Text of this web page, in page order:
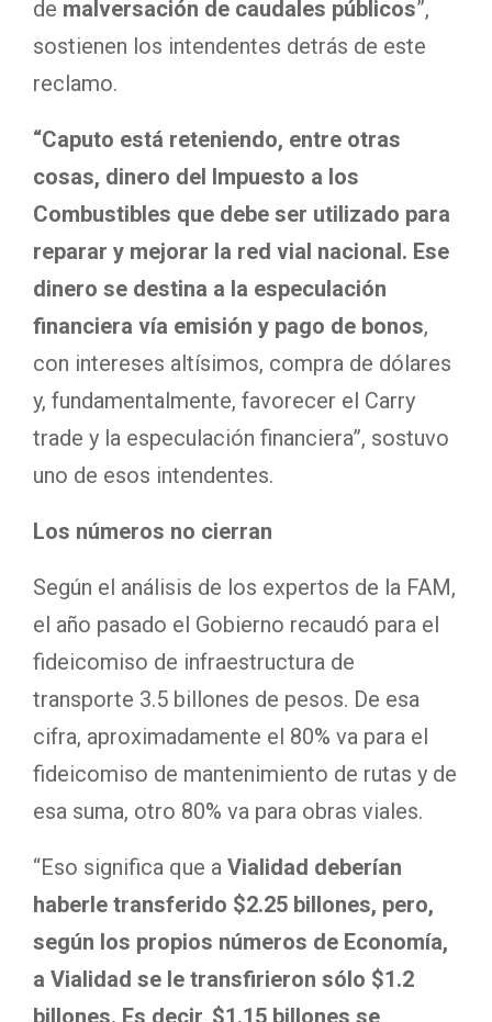
de malversación de caudales públicos”,
sostienen los intendentes detrás de este
reclamo.
“Caputo está reteniendo, entre otras
cosas, dinero del Impuesto a los
Combustibles que debe ser utilizado para
reparar y mejorar la red vial nacional. Ese
dinero se destina a la especulación
financiera vía emisión y pago de bonos,
con intereses altísimos, compra de dólares
y, fundamentalmente, favorecer el Carry
trade y la especulación financiera”, sostuvo
uno de esos intendentes.
Los números no cierran
Según el análisis de los expertos de la FAM,
el año pasado el Gobierno recaudó para el
fideicomiso de infraestructura de
transporte 3.5 billones de pesos. De esa
cifra, aproximadamente el 80% va para el
fideicomiso de mantenimiento de rutas y de
esa suma, otro 80% va para obras viales.
“Eso significa que a Vialidad deberían
haberle transferido $2.25 billones, pero,
según los propios números de Economía,
a Vialidad se le transfirieron sólo $1.2